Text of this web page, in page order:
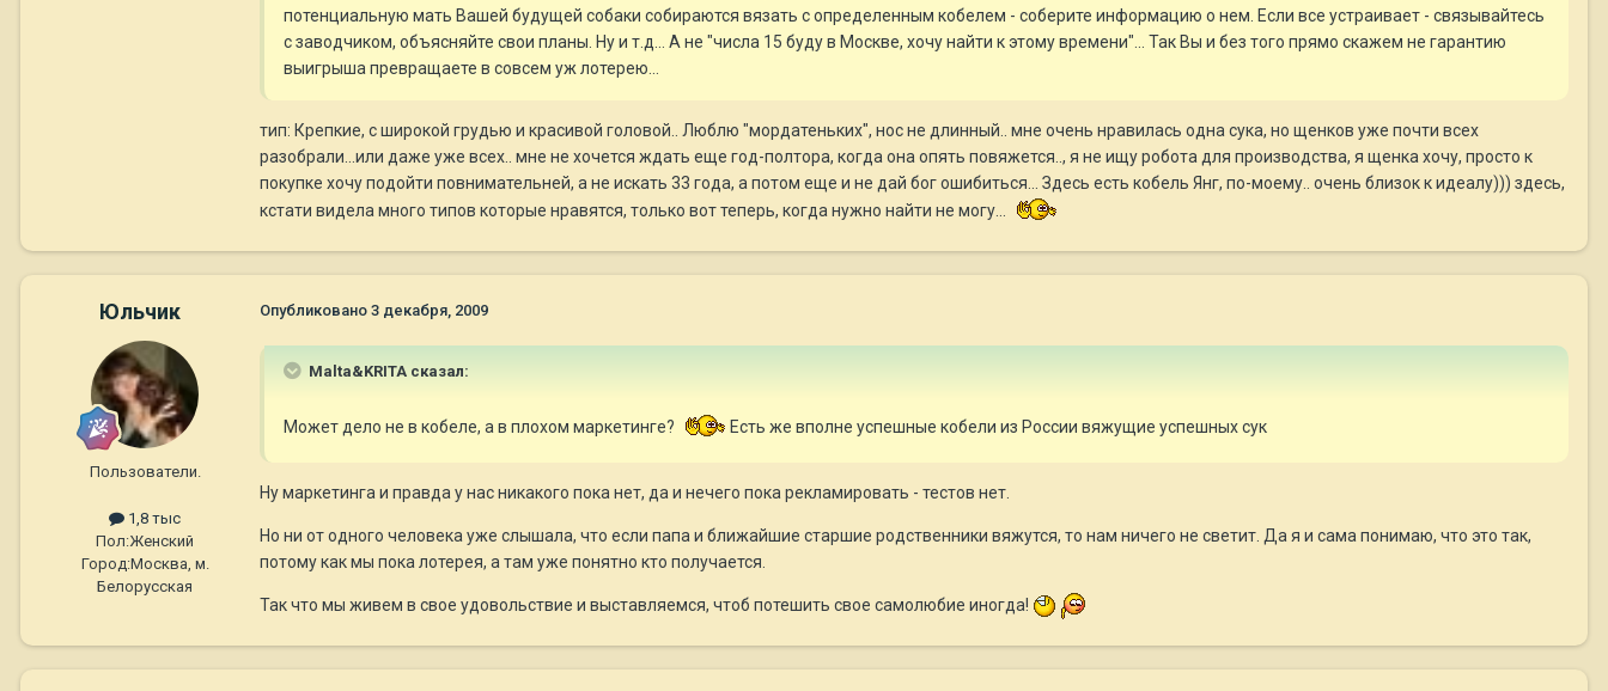
потенциальную мать Вашей будущей собаки собираются вязать с определенным кобелем - соберите информацию о нем. Если все устраивает - связывайтесь
с заводчиком, объясняйте свои планы. Ну и т.д... А не "числа 15 буду в Москве, хочу найти к этому времени"... Так Вы и без того прямо скажем не гарантию
выигрыша превращаете в совсем уж лотерею...
тип: Крепкие, с широкой грудью и красивой головой.. Люблю "мордатеньких", нос не длинный.. мне очень нравилась одна сука, но щенков уже почти всех
разобрали...или даже уже всех.. мне не хочется ждать еще год-полтора, когда она опять повяжется.., я не ищу робота для производства, я щенка хочу, просто к
покупке хочу подойти повнимательней, а не искать 33 года, а потом еще и не дай бог ошибиться... Здесь есть кобель Янг, по-моему.. очень близок к идеалу))) здесь,
кстати видела много типов которые нравятся, только вот теперь, когда нужно найти не могу...
Юльчик
Пользователи.
1,8 тыс
Пол:Женский
Город:Москва, м.
Белорусская
Опубликовано 3 декабря, 2009
Malta&KRITA сказал:
Может дело не в кобеле, а в плохом маркетинге? Есть же вполне успешные кобели из России вяжущие успешных сук
Ну маркетинга и правда у нас никакого пока нет, да и нечего пока рекламировать - тестов нет.
Но ни от одного человека уже слышала, что если папа и ближайшие старшие родственники вяжутся, то нам ничего не светит. Да я и сама понимаю, что это так,
потому как мы пока лотерея, а там уже понятно кто получается.
Так что мы живем в свое удовольствие и выставляемся, чтоб потешить свое самолюбие иногда!